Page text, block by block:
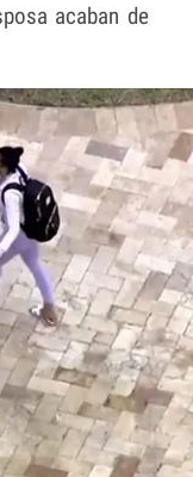
acaban de